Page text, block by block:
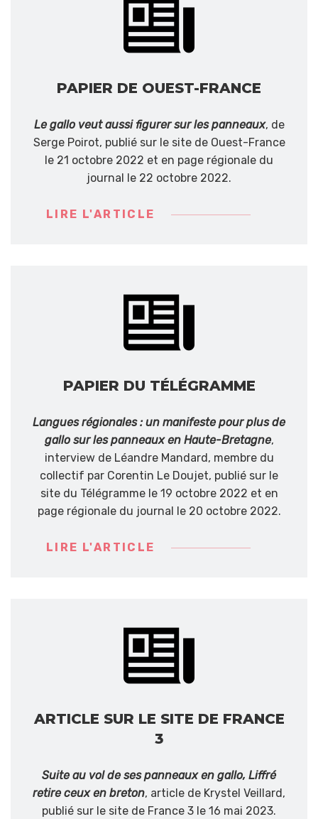
PAPIER DE OUEST-FRANCE
Le gallo veut aussi figurer sur les panneaux, de
Serge Poirot, publié sur le site de Ouest-France
le 21 octobre 2022 et en page régionale du
journal le 22 octobre 2022.
LIRE L'ARTICLE
PAPIER DU TÉLÉGRAMME
Langues régionales : un manifeste pour plus de
gallo sur les panneaux en Haute-Bretagne,
interview de Léandre Mandard, membre du
collectif par Corentin Le Doujet, publié sur le
site du Télégramme le 19 octobre 2022 et en
page régionale du journal le 20 octobre 2022.
LIRE L'ARTICLE
ARTICLE SUR LE SITE DE FRANCE
3
Suite au vol de ses panneaux en gallo, Liffré
retire ceux en breton, article de Krystel Veillard,
publié sur le site de France 3 le 16 mai 2023.